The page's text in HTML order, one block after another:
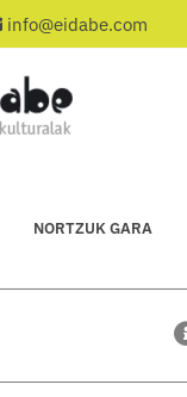
info@eidabe.com
NORTZUK GARA